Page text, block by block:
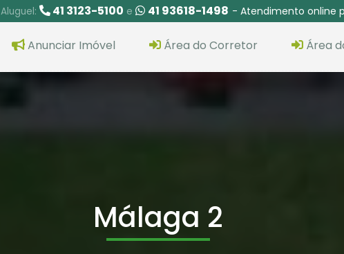
Aluguel: 41 3123-5100 e 41 93618-1498 - Atendimento online
Anunciar Imóvel Área do Corretor Área
Málaga 2